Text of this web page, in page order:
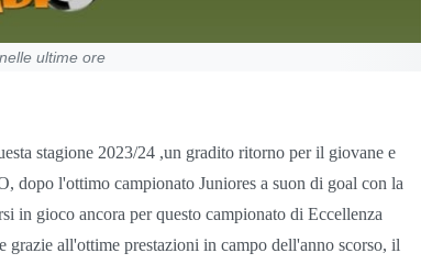
ultime ore
stagione 2023/24 ,un gradito ritorno per il giovane e
dopo l'ottimo campionato Juniores a suon di goal con la
in gioco ancora per questo campionato di Eccellenza
grazie all'ottime prestazioni in campo dell'anno scorso, il